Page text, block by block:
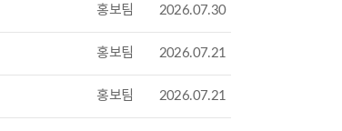
홍보팀 2026.07.30
홍보팀 2026.07.21
홍보팀 2026.07.21